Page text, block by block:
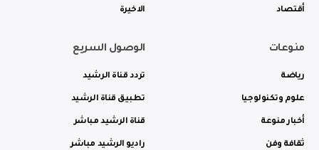
أقتصاد الاخيرة
منوعات
رياضة
علوم وتكنولوجيا
أخبار منوعة
ثقافة وفن
الوصول السريع
تردد قناة الرشيد
تطبيق قناة الرشيد
قناة الرشيد مباشر
راديو الرشيد مباشر